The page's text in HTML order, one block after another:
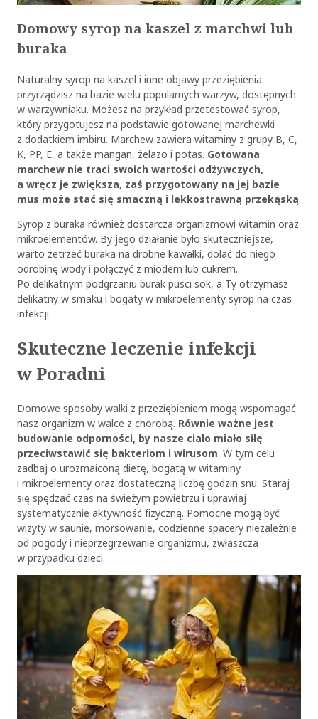
Domowy syrop na kaszelz marchwi lub
buraka
Naturalny syrop na kaszel i inne objawy przeziębienia
przyrządzisz na bazie wielu popularnych warzyw, dostępnych
w warzywniaku. Możesz na przykład przetestować syrop,
który przygotujesz na podstawie gotowanej marchewki
z dodatkiem imbiru. Marchew zawiera witaminy z grupy B, C,
K, PP, E, a także mangan, żelazo i potas. Gotowana
marchew nie traci swoich wartości odżywczych,
a wręcz je zwiększa, zaś przygotowany na jej bazie
mus może stać się smaczną i lekkostrawną przekąską.
Syrop z buraka również dostarcza organizmowi witamin oraz
mikroelementów. By jego działanie było skuteczniejsze,
warto zetrzeć buraka na drobne kawałki, dolać do niego
odrobinę wody i połączyć z miodem lub cukrem.
Po delikatnym podgrzaniu burak puści sok, a Ty otrzymasz
delikatny w smaku i bogaty w mikroelementy syrop na czas
infekcji.
Skuteczne leczenie infekcji
w Poradni
Domowe sposoby walki z przeziębieniem mogą wspomagać
nasz organizm w walce z chorobą. Równie ważne jest
budowanie odporności, by nasze ciało miało siłę
przeciwstawić się bakteriom i wirusom. W tym celu
zadbaj o urozmaiconą dietę, bogatą w witaminy
i mikroelementy oraz dostateczną liczbę godzin snu. Staraj
się spędzać czas na świeżym powietrzu i uprawiaj
systematycznie aktywność fizyczną. Pomocne mogą być
wizyty w saunie, morsowanie, codzienne spacery niezależnie
od pogody i nieprzegrzewanie organizmu, zwłaszcza
w przypadku dzieci.